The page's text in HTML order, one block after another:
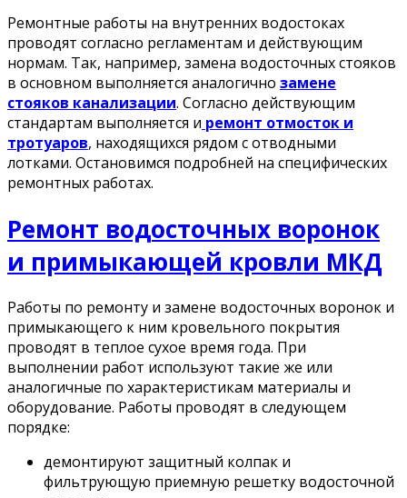
Ремонтные работы на внутренних водостоках
проводят согласно регламентам и действующим
нормам. Так, например, замена водосточных стояков
в основном выполняется аналогично замене
стояков канализации. Согласно действующим
стандартам выполняется и ремонт отмосток и
тротуаров, находящихся рядом с отводными
лотками. Остановимся подробней на специфических
ремонтных работах.
Ремонт водосточных воронок
и примыкающей кровли МКД
Работы по ремонту и замене водосточных воронок и
примыкающего к ним кровельного покрытия
проводят в теплое сухое время года. При
выполнении работ используют такие же или
аналогичные по характеристикам материалы и
оборудование. Работы проводят в следующем
порядке:
демонтируют защитный колпак и
фильтрующую приемную решетку водосточной